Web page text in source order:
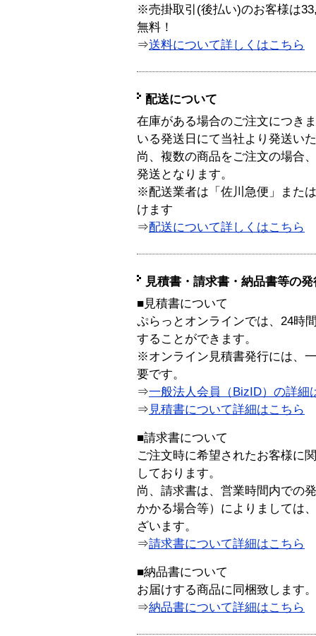
※売掛取引(後払い)のお客様は
無料！
⇒送料について詳しくはこちら
配送について
在庫がある場合のご注文につき
いる発送日にて当社より発送い
尚、複数の商品をご注文の場合
発送となります。
※配送業者は「佐川急便」また
けます
⇒配送について詳しくはこちら
見積書・請求書・納品書等の
■見積書について
ぷらっとオンラインでは、24時
することができます。
※オンライン見積書発行には、
要です。
⇒一般法人会員（BizID）の詳細
⇒ 見積書について詳細はこちら
■請求書について
ご注文時に希望されたお客様に
しております。
尚、請求書は、営業時間内での
かかる場合等）によりましては
ざいます。
⇒請求書について詳細はこちら
■納品書について
お届けする商品に同梱致します。
⇒納品書について詳細はこちら